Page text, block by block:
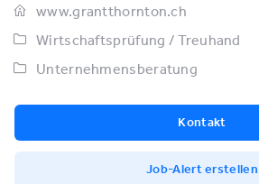
www.grantthornton.ch
Wirtschaftsprüfung / Treuhand
Unternehmensberatung
Kontakt
Job-Alert erstellen